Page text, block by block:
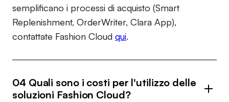
semplificano i processi di acquisto (Smart
Replenishment, OrderWriter, Clara App),
contattate Fashion Cloud qui.
04 Quali sono i costi per l'utilizzo delle
soluzioni Fashion Cloud?